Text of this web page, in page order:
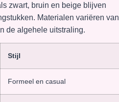
zwart, bruin en beige blijven
Materialen variëren van
de algehele uitstraling.
Stijl
Formeel en casual